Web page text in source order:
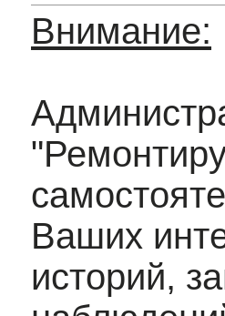
Внимание:
Ваших
историй,